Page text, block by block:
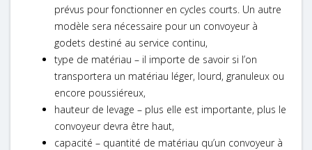
prévus pour fonctionner en cycles courts. Un autre
modèle sera nécessaire pour un convoyeur à
godets destiné au service continu,
type de matériau – il importe de savoir si l’on
transportera un matériau léger, lourd, granuleux ou
encore poussiéreux,
hauteur de levage – plus elle est importante, plus le
convoyeur devra être haut,
capacité – quantité de matériau qu’un convoyeur à